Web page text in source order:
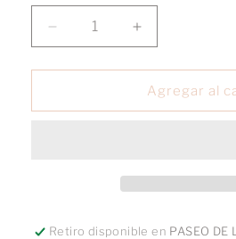
Reducir
cantidad
para
Corazón
Aumentar
cantidad
para
Earcuff
Corazón
Agregar al
Retiro disponible en PASEO DE